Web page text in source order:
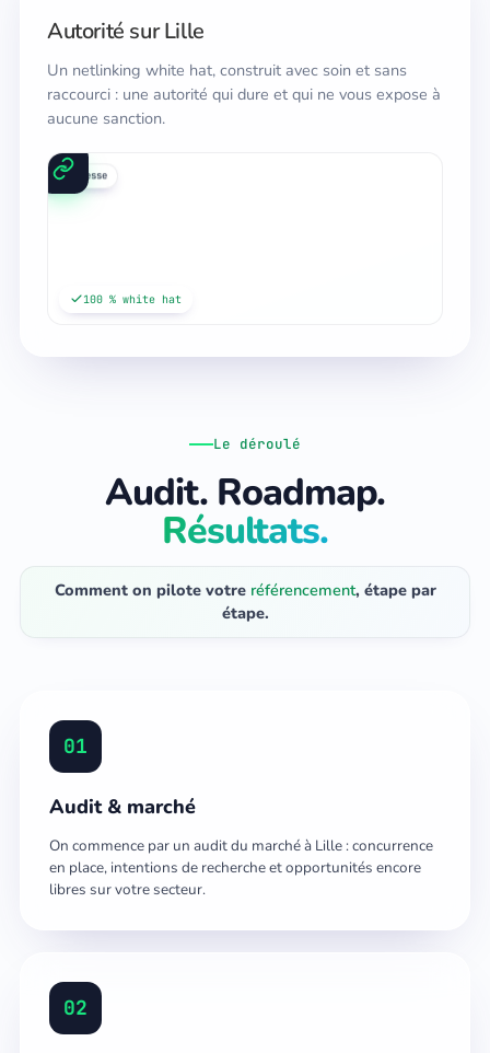
Autorité sur Lille
Un netlinking white hat, construit avec soin et sans
raccourci : une autorité qui dure et qui ne vous expose à
aucune sanction.
presse
100 % white hat
Le déroulé
Audit. Roadmap.
Résultats.
Comment on pilote votre référencement, étape par
étape.
01
Audit & marché
On commence par un audit du marché à Lille : concurrence
en place, intentions de recherche et opportunités encore
libres sur votre secteur.
02